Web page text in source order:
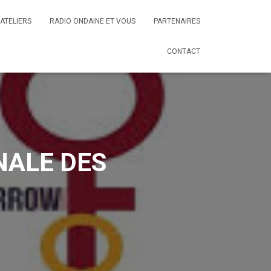
ATELIERS RADIO ONDAINE ET VOUS PARTENAIRES
CONTACT
DES